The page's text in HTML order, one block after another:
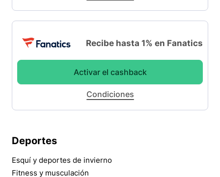
Recibe hasta 1% en Fanatics
Activar el cashback
Condiciones
Deportes
Esquí y deportes de invierno
Fitness y musculación